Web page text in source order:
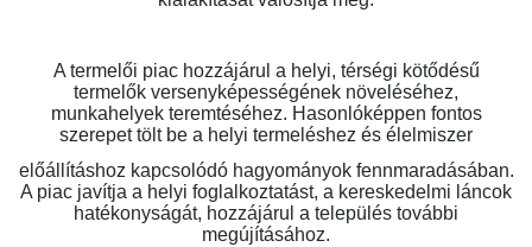
A termelői piac hozzájárul a helyi, térségi kötődésű
termelők versenyképességének növeléséhez,
munkahelyek teremtéséhez. Hasonlóképpen fontos
szerepet tölt be a helyi termeléshez és élelmiszer
előállításhoz kapcsolódó hagyományok fennmaradásában.
A piac javítja a helyi foglalkoztatást, a kereskedelmi láncok
hatékonyságát, hozzájárul a település további
megújításához.